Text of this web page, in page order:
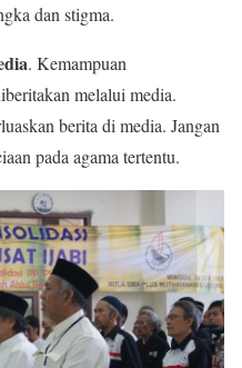
dan stigma.
. Kemampuan
melalui media.
berita di media. Jangan
pada agama tertentu.